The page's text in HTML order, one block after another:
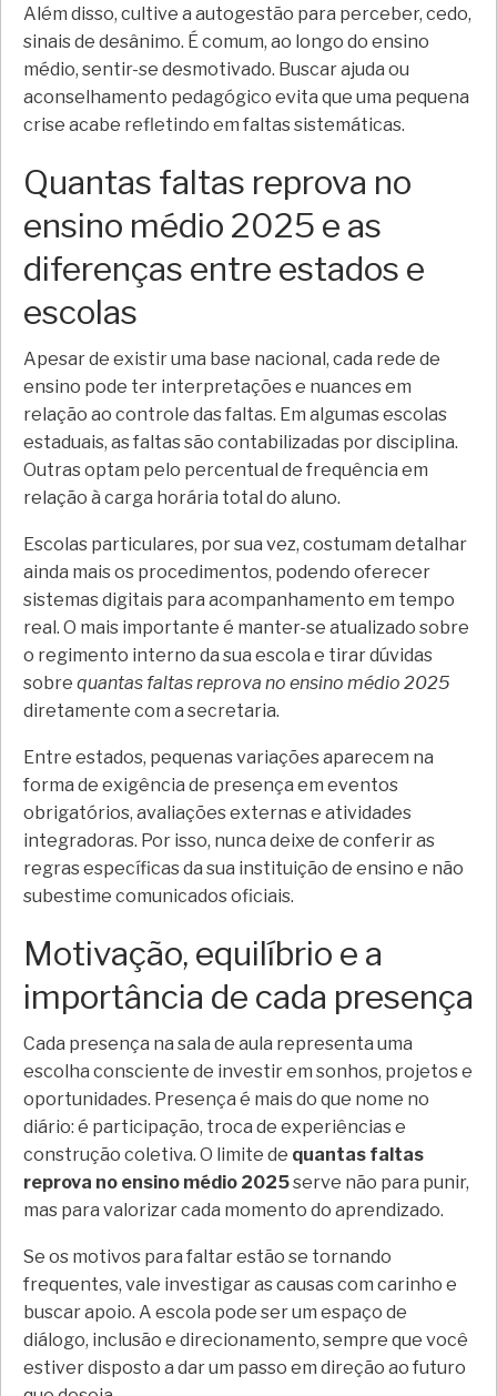
Além disso, cultive a autogestão para perceber, cedo,
sinais de desânimo. É comum, ao longo do ensino
médio, sentir-se desmotivado. Buscar ajuda ou
aconselhamento pedagógico evita que uma pequena
crise acabe refletindo em faltas sistemáticas.
Quantas faltas reprova no
ensino médio 2025 e as
diferenças entre estados e
escolas
Apesar de existir uma base nacional, cada rede de
ensino pode ter interpretações e nuances em
relação ao controle das faltas. Em algumas escolas
estaduais, as faltas são contabilizadas por disciplina.
Outras optam pelo percentual de frequência em
relação à carga horária total do aluno.
Escolas particulares, por sua vez, costumam detalhar
ainda mais os procedimentos, podendo oferecer
sistemas digitais para acompanhamento em tempo
real. O mais importante é manter-se atualizado sobre
o regimento interno da sua escola e tirar dúvidas
sobre quantas faltas reprova no ensino médio 2025
diretamente com a secretaria.
Entre estados, pequenas variações aparecem na
forma de exigência de presença em eventos
obrigatórios, avaliações externas e atividades
integradoras. Por isso, nunca deixe de conferir as
regras específicas da sua instituição de ensino e não
subestime comunicados oficiais.
Motivação, equilíbrio e a
importância de cada presença
Cada presença na sala de aula representa uma
escolha consciente de investir em sonhos, projetos e
oportunidades. Presença é mais do que nome no
diário: é participação, troca de experiências e
construção coletiva. O limite de quantas faltas
reprova no ensino médio 2025serve não para punir,
mas para valorizar cada momento do aprendizado.
Se os motivos para faltar estão se tornando
frequentes, vale investigar as causas com carinho e
buscar apoio. A escola pode ser um espaço de
diálogo, inclusão e direcionamento, sempre que você
estiver disposto a dar um passo em direção ao futuro